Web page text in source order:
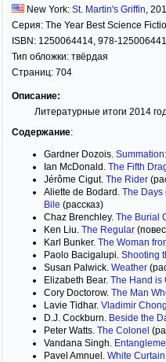
New York: St. Martin's Griffin,
Серия: The Year Best Science
ISBN: 1250064414, 978-
Тип обложки: твёрдая
Страниц: 704
Описание:
Литературные итоги 2014
Содержание:
Gardner Dozois.
Ian McDonald. The Fifth
Jérôme Cigut. The Rider
Aliette de Bodard. The Days
Bile (рассказ)
Chaz Brenchley. The Burial
Ken Liu. The Regular
Karl Bunker. The Woman
Paolo Bacigalupi. Shooting
Susan Palwick. Weather
Elizabeth Bear. The Hand is
Cory Doctorow. The Man
Lavie Tidhar. Vladimir
D.J. Cockburn. Beside the
Peter Watts. The Colonel
Vandana Singh.
Pavel Amnuel. White Curtain